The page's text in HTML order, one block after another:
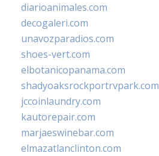
diarioanimales.com
decogaleri.com
unavozparadios.com
shoes-vert.com
elbotanicopanama.com
shadyoaksrockportrvpark.com
jccoinlaundry.com
kautorepair.com
marjaeswinebar.com
elmazatlanclinton.com